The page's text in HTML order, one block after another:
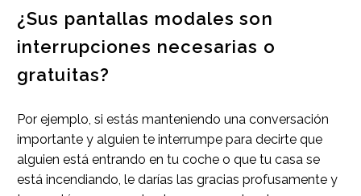
¿Sus pantallas modales son
interrupciones necesarias o
gratuitas?
Por ejemplo, si estás manteniendo una conversación
importante y alguien te interrumpe para decirte que
alguien está entrando en tu coche o que tu casa se
está incendiando, le darías las gracias profusamente y